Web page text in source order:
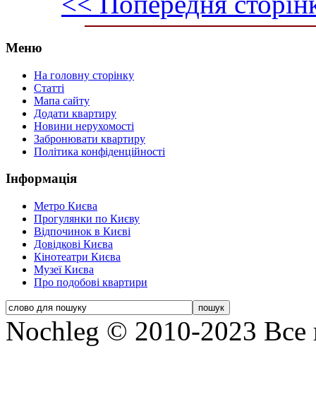
Меню
На головну сторінку
Статті
Мапа сайту
Додати квартиру
Новини нерухомості
Забронювати квартиру
Політика конфіденційності
Інформація
Метро Києва
Прогулянки по Києву
Відпочинок в Києві
Довідкові Києва
Кінотеатри Києва
Музеї Києва
Про подобові квартири
Nochleg © 2010-2023